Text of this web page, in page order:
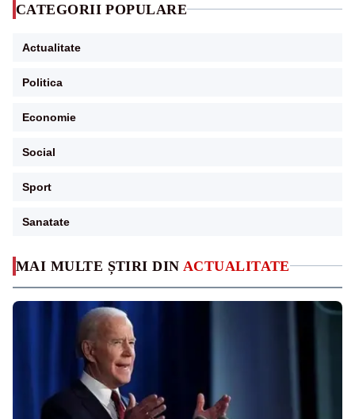
MAI MULTE ȘTIRI DIN ACTUALITATE
CATEGORII POPULARE
Actualitate
Politica
Economie
Social
Sport
Sanatate